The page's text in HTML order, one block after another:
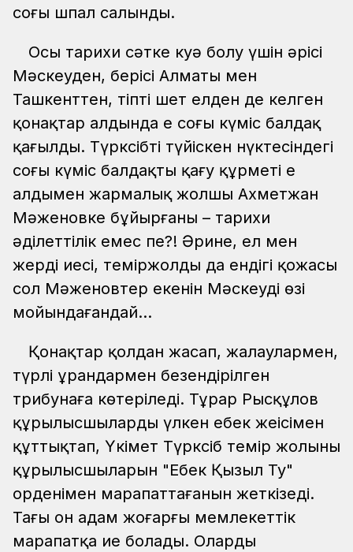
соңғы шпал салынды.
Осы тарихи сәтке куә болу үшін әрісі
Мәскеуден, берісі Алматы мен
Ташкенттен, тіпті шет елден де келген
қонақтар алдында ең соңғы күміс балдақ
қағылды. Түрксібтің түйіскен нүктесіндегі
соңғы күміс балдақты қағу құрметі ең
алдымен жармалық жолшы Ахметжан
Мәженовке бұйырғаны – тарихи
әділеттілік емес пе?! Әрине, ел мен
жердің иесі, теміржолдың да ендігі қожасы
сол Мәженовтер екенін Мәскеудің өзі
мойындағандай…
Қонақтар қолдан жасап, жалаулармен,
түрлі ұрандармен безендірілген
трибунаға көтеріледі. Тұрар Рысқұлов
құрылысшыларды үлкен еңбек жеңісімен
құттықтап, Үкімет Түрксіб темір жолының
құрылысшыларын "Еңбек Қызыл Ту"
орденімен марапаттағанын жеткізеді.
Тағы он адам жоғарғы мемлекеттік
марапатқа ие болады. Олардың